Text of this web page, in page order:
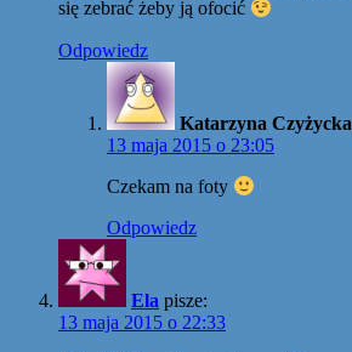
się zebrać żeby ją ofocić
Odpowiedz
Katarzyna Czyżycka
13 maja 2015 o 23:05
Czekam na foty
Odpowiedz
Ela pisze:
13 maja 2015 o 22:33